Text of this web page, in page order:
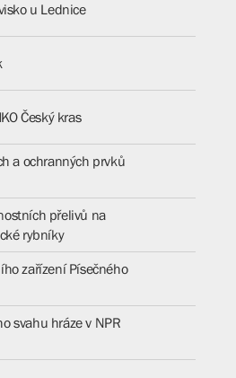
u Lednice
Český kras
a ochranných prvků
přelivů na
rybníky
zařízení Písečného
svahu hráze v NPR